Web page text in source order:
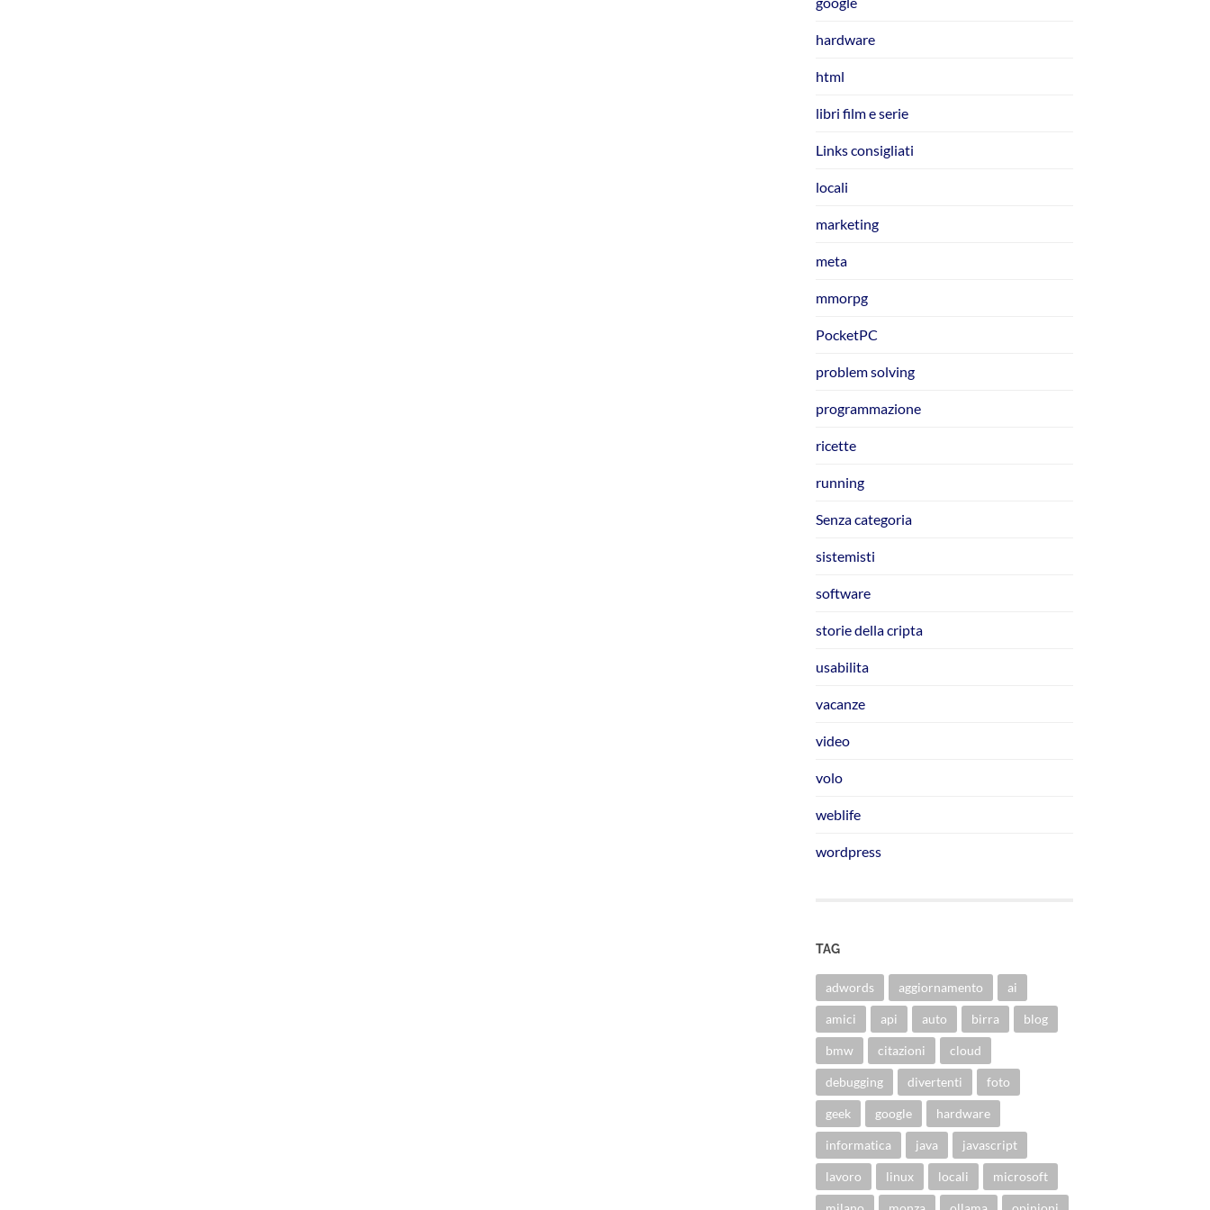
hardware
html
libri film e serie
Links consigliati
locali
marketing
meta
mmorpg
PocketPC
problem solving
programmazione
ricette
running
Senza categoria
sistemisti
software
storie della cripta
usabilita
vacanze
video
volo
weblife
wordpress
TAG
adwords aggiornamento ai
amici api auto birra blog
bmw citazioni cloud
debugging divertenti foto
geek google hardware
informatica java javascript
lavoro linux locali microsoft